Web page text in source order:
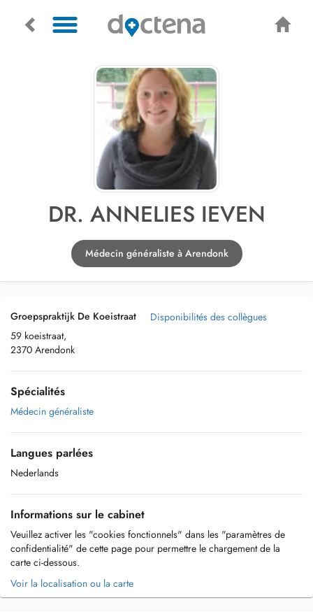
DR. ANNELIES IEVEN
Médecin généraliste à Arendonk
Groepspraktijk De Koeistraat
59 koeistraat,
2370 Arendonk
Disponibilités des collègues
Spécialités
Médecin généraliste
Langues parlées
Nederlands
Informations sur le cabinet
Veuillez activer les "cookies fonctionnels" dans les "paramètres de
confidentialité" de cette page pour permettre le chargement de la
carte ci-dessous.
Voir la localisation ou la carte